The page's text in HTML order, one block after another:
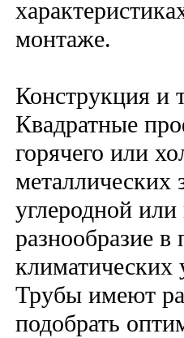
монтаже.
Конструкция и
Квадратные
горячего или
металлических
углеродной
разнообразие
климатических
Трубы имеют
подобрать